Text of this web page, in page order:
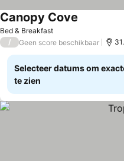
Bed & Breakfast
Canopy Cove
/ Geen score beschikbaar
Selecteer datums om
te zien